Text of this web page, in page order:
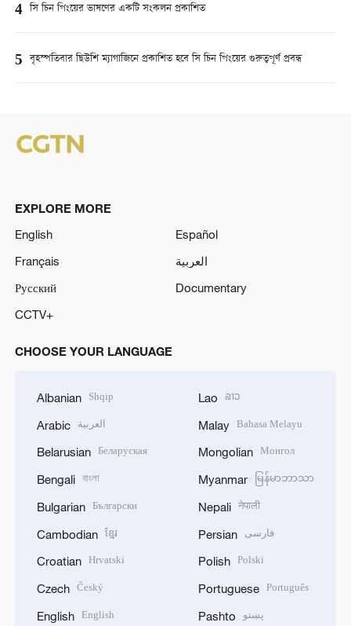
4 সি চিন পিংয়ের ভাষণের একটি সংকলন প্রকাশিত
5 বৃহস্পতিবার ছিউশি ম্যাগাজিনে প্রকাশিত হবে সি চিন পিংয়ের গুরুত্বপূর্ণ প্রবন্ধ
EXPLORE MORE
English
Español
Français
العربية
Русский
Documentary
CCTV+
CHOOSE YOUR LANGUAGE
Albanian Shqip
Arabic العربية
Belarusian Беларуская
Bengali বাংলা
Bulgarian Български
Cambodian ខ្មែរ
Croatian Hrvatski
Czech Český
English English
Lao ລາວ
Malay Bahasa Melayu
Mongolian Монгол
Myanmar မြန်မာဘာသာ
Nepali नेपाली
Persian فارسی
Polish Polski
Portuguese Português
Pashto پښتو